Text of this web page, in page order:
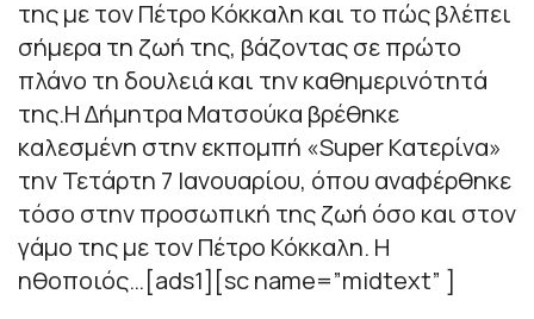
της με τον Πέτρο Κόκκαλη και το πώς βλέπει
σήμερα τη ζωή της, βάζοντας σε πρώτο
πλάνο τη δουλειά και την καθημερινότητά
της.Η Δήμητρα Ματσούκα βρέθηκε
καλεσμένη στην εκπομπή «Super Κατερίνα»
την Τετάρτη 7 Ιανουαρίου, όπου αναφέρθηκε
τόσο στην προσωπική της ζωή όσο και στον
γάμο της με τον Πέτρο Κόκκαλη. Η
ηθοποιός…[ads1][sc name=”midtext” ]